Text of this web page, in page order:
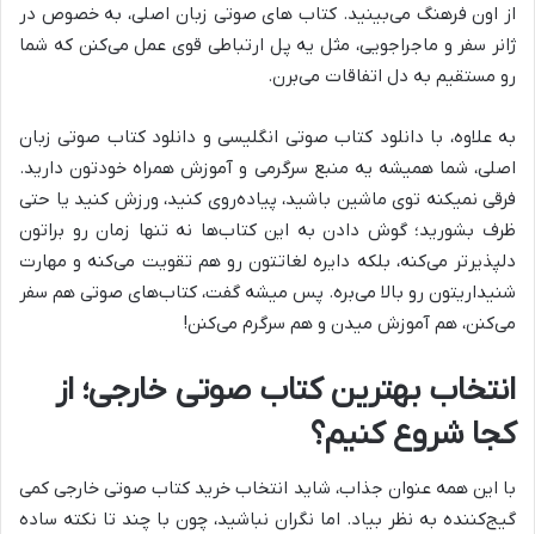
از اون فرهنگ می‌بینید. کتاب های صوتی زبان اصلی، به خصوص در
ژانر سفر و ماجراجویی، مثل یه پل ارتباطی قوی عمل می‌کنن که شما
رو مستقیم به دل اتفاقات می‌برن.
به علاوه، با دانلود کتاب صوتی انگلیسی و دانلود کتاب صوتی زبان
اصلی، شما همیشه یه منبع سرگرمی و آموزش همراه خودتون دارید.
فرقی نمیکنه توی ماشین باشید، پیاده‌روی کنید، ورزش کنید یا حتی
ظرف بشورید؛ گوش دادن به این کتاب‌ها نه تنها زمان رو براتون
دلپذیرتر می‌کنه، بلکه دایره لغاتتون رو هم تقویت می‌کنه و مهارت
شنیداریتون رو بالا می‌بره. پس میشه گفت، کتاب‌های صوتی هم سفر
می‌کنن، هم آموزش میدن و هم سرگرم می‌کنن!
انتخاب بهترین کتاب صوتی خارجی؛ از
کجا شروع کنیم؟
با این همه عنوان جذاب، شاید انتخاب خرید کتاب صوتی خارجی کمی
گیج‌کننده به نظر بیاد. اما نگران نباشید، چون با چند تا نکته ساده